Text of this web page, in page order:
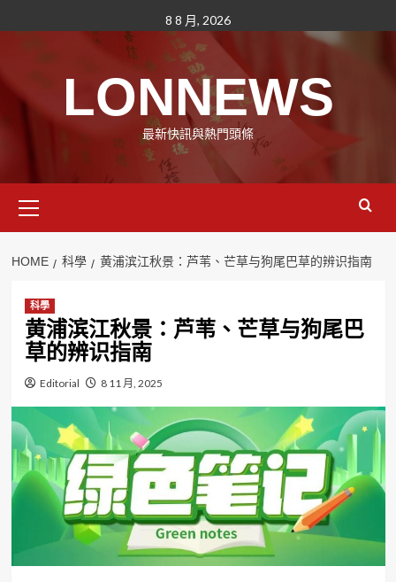
to
8 8 月, 2026
LONNEWS
最新快訊與熱門頭條
Menu
HOME 科學 黄浦滨江秋景：芦苇、芒草与狗尾巴草的辨识指南
科學
黄浦滨江秋景：芦苇、芒草与狗尾巴
草的辨识指南
Editorial 8 11 月, 2025